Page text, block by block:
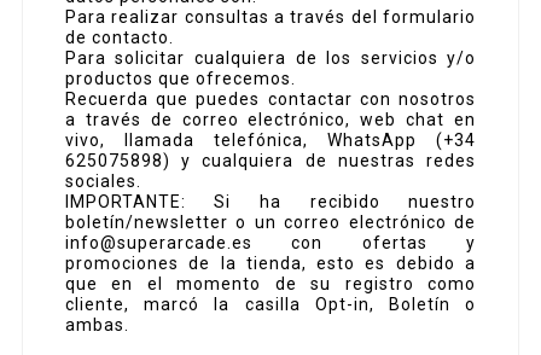
Para realizar consultas a través del formulario
de contacto.
Para solicitar cualquiera de los servicios y/o
productos que ofrecemos.
Recuerda que puedes contactar con nosotros
a través de correo electrónico, web chat en
vivo, llamada telefónica, WhatsApp (+34
625075898) y cualquiera de nuestras redes
sociales.
IMPORTANTE: Si ha recibido nuestro
boletín/newsletter o un correo electrónico de
info@superarcade.es con ofertas y
promociones de la tienda, esto es debido a
que en el momento de su registro como
cliente, marcó la casilla Opt-in, Boletín o
ambas.